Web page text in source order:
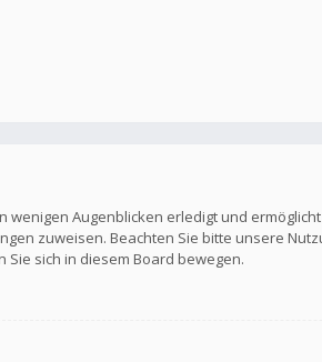
Augenblicken erledigt und
zuweisen. Beachten Sie bitte unsere
Sie sich in diesem Board bewegen.